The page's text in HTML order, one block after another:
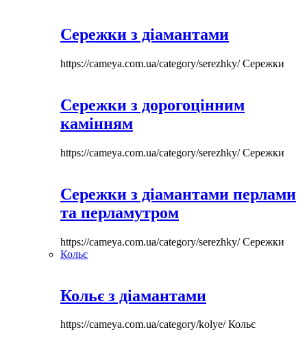
Сережки з діамантами
https://cameya.com.ua/category/serezhky/Сережки
Сережки з дорогоцінним
камінням
https://cameya.com.ua/category/serezhky/Сережки
Сережки з діамантами перлами
та перламутром
https://cameya.com.ua/category/serezhky/Сережки
Кольє
Кольє з діамантами
https://cameya.com.ua/category/kolye/Кольє